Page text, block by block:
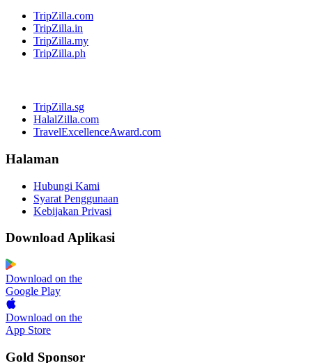
TripZilla.com
TripZilla.in
TripZilla.my
TripZilla.ph
TripZilla.sg
HalalZilla.com
TravelExcellenceAward.com
Halaman
Hubungi Kami
Syarat Penggunaan
Kebijakan Privasi
Download Aplikasi
Download on the
Google Play
Download on the
App Store
Gold Sponsor